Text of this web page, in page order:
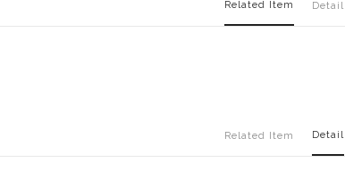
Related Item Detail
Related Item Detail